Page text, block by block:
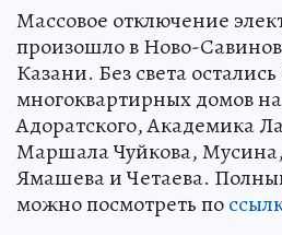
Массовое отключение
произошло в Ново-
Казани. Без света остались
многоквартирных домов
Адоратского, Академика
Маршала Чуйкова,
Ямашева и Четаева.
можно посмотреть по